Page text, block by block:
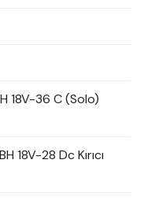
18V-36 C (Solo)
18V-28 Dc Kırıcı